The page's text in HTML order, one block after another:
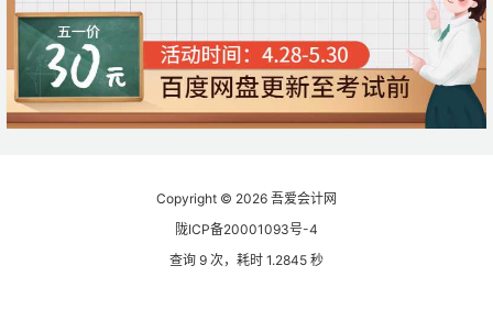
Copyright © 2026 吾爱会计网
陇ICP备20001093号-4
查询 9 次，耗时 1.2845 秒